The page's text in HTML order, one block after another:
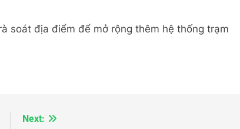
soát địa điểm để mở rộng thêm hệ thống trạm
Next: